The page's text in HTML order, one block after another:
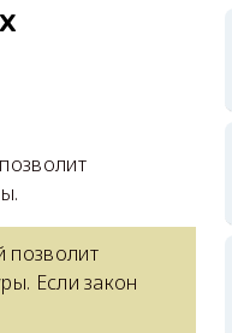
позволит
Если закон